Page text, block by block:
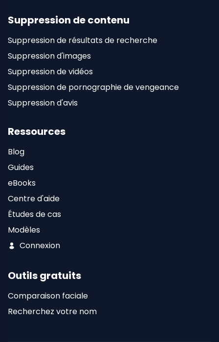
Suppression de contenu
Suppression de résultats de recherche
Suppression d'images
Suppression de vidéos
Suppression de pornographie de vengeance
Suppression d'avis
Ressources
Blog
Guides
eBooks
Centre d'aide
Études de cas
Modèles
Connexion
Outils gratuits
Comparaison faciale
Recherchez votre nom